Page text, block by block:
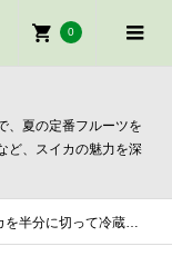
0
、夏の定番フルーツを
ど、スイカの魅力を深
って冷蔵庫に保存するにはどうしたらいいですか？